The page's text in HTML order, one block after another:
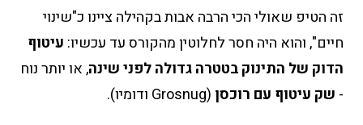
זה הטיפ שאולי הכי הרבה אבות בקהילה ציינו כ"שינוי
חיים", והוא היה חסר לחלוטין מהקורס עד עכשיו: עיטוף
הדוק של התינוק בטטרה גדולה לפני שינה, או יותר נוח
- שק עיטוף עם רוכסן (Grosnug ודומיו).